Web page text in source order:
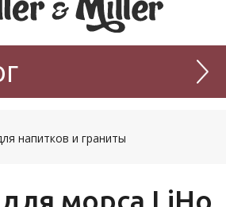
333-
(495)
77-99
напитков и граниты
морса LiHo